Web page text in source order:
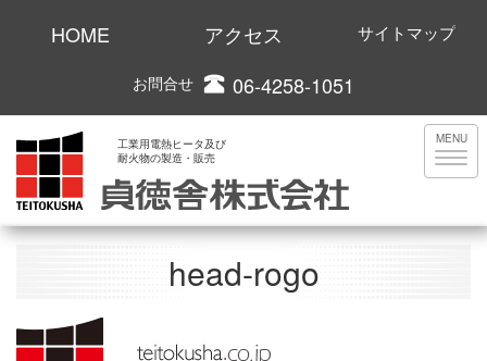
HOME アクセス サイトマップ
お問合せ 06-4258-1051
工業用電熱ヒータ及び
耐火物の製造・販売
MENU
head-rogo